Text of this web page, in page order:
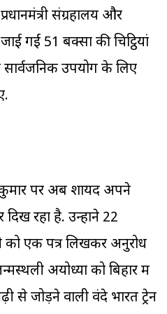
संग्रहालय और
गईं 51 बक्सों की चिट्ठियां
उपयोग के लिए
कुमार पर अब शायद अपने
दिख रहा है. उन्होंने 22
को एक पत्र लिखकर अनुरोध
अयोध्या को बिहार में
से जोड़ने वाली वंदे भारत ट्रेन